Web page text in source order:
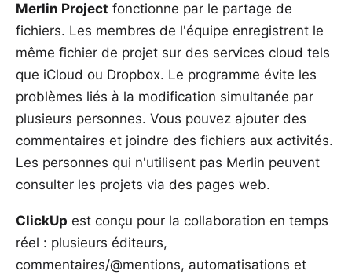
Merlin Project fonctionne par le partage de
fichiers. Les membres de l'équipe enregistrent le
même fichier de projet sur des services cloud tels
que iCloud ou Dropbox. Le programme évite les
problèmes liés à la modification simultanée par
plusieurs personnes. Vous pouvez ajouter des
commentaires et joindre des fichiers aux activités.
Les personnes qui n'utilisent pas Merlin peuvent
consulter les projets via des pages web.
ClickUp est conçu pour la collaboration en temps
réel : plusieurs éditeurs,
commentaires/@mentions, automatisations et